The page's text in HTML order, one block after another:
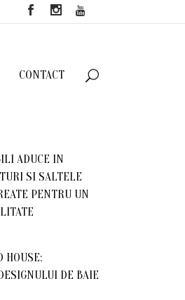
CONTACT
ADUCE IN
SI SALTELE
PENTRU UN
HOUSE:
DE BAIE